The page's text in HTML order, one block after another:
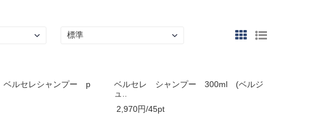
ルセレシャンプー p
ベルセレ シャンプー 300ml (ベルジ
ュ..
2,970円/45pt